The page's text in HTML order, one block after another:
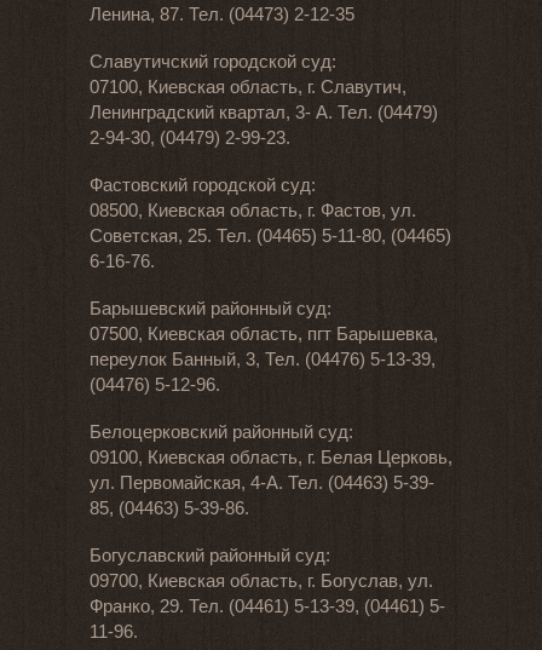
Ленина, 87. Тел. (04473) 2-12-35
Славутичский городской суд:
07100, Киевская область, г. Славутич,
Ленинградский квартал, 3- А. Тел. (04479)
2-94-30, (04479) 2-99-23.
Фастовский городской суд:
08500, Киевская область, г. Фастов, ул.
Советская, 25. Тел. (04465) 5-11-80, (04465)
6-16-76.
Барышевский районный суд:
07500, Киевская область, пгт Барышевка,
переулок Банный, 3, Тел. (04476) 5-13-39,
(04476) 5-12-96.
Белоцерковский районный суд:
09100, Киевская область, г. Белая Церковь,
ул. Первомайская, 4-А. Тел. (04463) 5-39-
85, (04463) 5-39-86.
Богуславский районный суд:
09700, Киевская область, г. Богуслав, ул.
Франко, 29. Тел. (04461) 5-13-39, (04461) 5-
11-96.